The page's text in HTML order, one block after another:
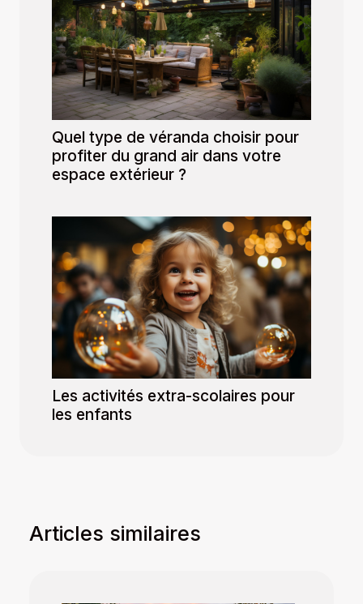
Quel type de véranda choisir pour
profiter du grand air dans votre
espace extérieur ?
Les activités extra-scolaires pour
les enfants
Articles similaires